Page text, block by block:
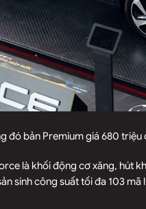
đó bản Premium giá 680 triệu
là khối động cơ xăng, hút
sinh công suất tối đa 103